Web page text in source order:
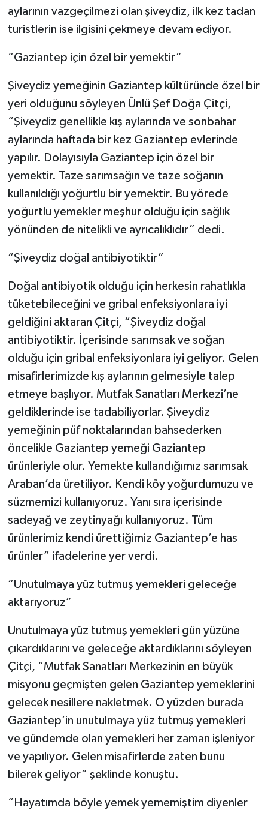
aylarının vazgeçilmezi olan şiveydiz, ilk kez tadan
turistlerin ise ilgisini çekmeye devam ediyor.
“Gaziantep için özel bir yemektir”
Şiveydiz yemeğinin Gaziantep kültüründe özel bir
yeri olduğunu söyleyen Ünlü Şef Doğa Çitçi,
“Şiveydiz genellikle kış aylarında ve sonbahar
aylarında haftada bir kez Gaziantep evlerinde
yapılır. Dolayısıyla Gaziantep için özel bir
yemektir. Taze sarımsağın ve taze soğanın
kullanıldığı yoğurtlu bir yemektir. Bu yörede
yoğurtlu yemekler meşhur olduğu için sağlık
yönünden de nitelikli ve ayrıcalıklıdır” dedi.
“Şiveydiz doğal antibiyotiktir”
Doğal antibiyotik olduğu için herkesin rahatlıkla
tüketebileceğini ve gribal enfeksiyonlara iyi
geldiğini aktaran Çitçi, “Şiveydiz doğal
antibiyotiktir. İçerisinde sarımsak ve soğan
olduğu için gribal enfeksiyonlara iyi geliyor. Gelen
misafirlerimizde kış aylarının gelmesiyle talep
etmeye başlıyor. Mutfak Sanatları Merkezi’ne
geldiklerinde ise tadabiliyorlar. Şiveydiz
yemeğinin püf noktalarından bahsederken
öncelikle Gaziantep yemeği Gaziantep
ürünleriyle olur. Yemekte kullandığımız sarımsak
Araban’da üretiliyor. Kendi köy yoğurdumuzu ve
süzmemizi kullanıyoruz. Yanı sıra içerisinde
sadeyağ ve zeytinyağı kullanıyoruz. Tüm
ürünlerimiz kendi ürettiğimiz Gaziantep’e has
ürünler” ifadelerine yer verdi.
“Unutulmaya yüz tutmuş yemekleri geleceğe
aktarıyoruz”
Unutulmaya yüz tutmuş yemekleri gün yüzüne
çıkardıklarını ve geleceğe aktardıklarını söyleyen
Çitçi, “Mutfak Sanatları Merkezinin en büyük
misyonu geçmişten gelen Gaziantep yemeklerini
gelecek nesillere nakletmek. O yüzden burada
Gaziantep’in unutulmaya yüz tutmuş yemekleri
ve gündemde olan yemekleri her zaman işleniyor
ve yapılıyor. Gelen misafirlerde zaten bunu
bilerek geliyor” şeklinde konuştu.
“Hayatımda böyle yemek yememiştim diyenler